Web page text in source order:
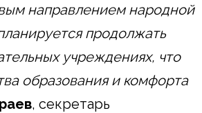
направлением народной
продолжать
учреждениях, что
образования и комфорта
, секретарь